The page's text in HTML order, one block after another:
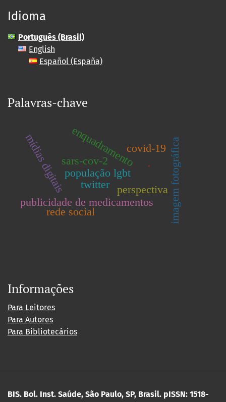
Idioma
Português (Brasil)
English
Español (España)
Palavras-chave
.
população lgbt
twitter
mídias digitais
publicidade de medicamentos
enquadramento
perspectiva imagem fotográfica
rede social
sars-cov-2
covid-19
Informações
Para Leitores
Para Autores
Para Bibliotecários
BIS. Bol. Inst. Saúde, São Paulo, SP, Brasil. pISSN: 1518-